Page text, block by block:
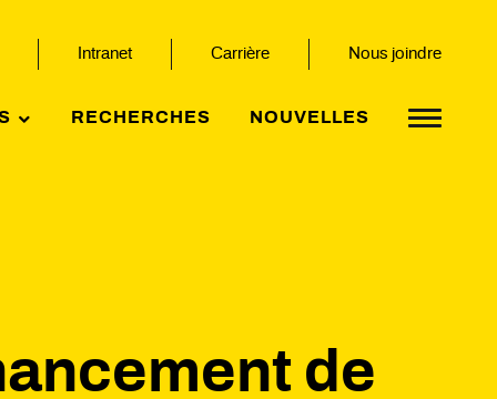
Intranet Carrière Nous joindre
RECHERCHES NOUVELLES
de